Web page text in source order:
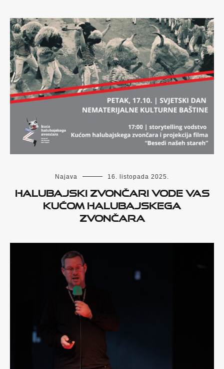
Najava 16. listopada 2025.
Halubajski zvončari vode vas
Kućom halubajskega
zvončara